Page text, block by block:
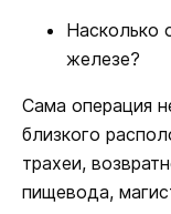
Насколько
железе?
Сама операция
близкого
трахеи,
пищевода,